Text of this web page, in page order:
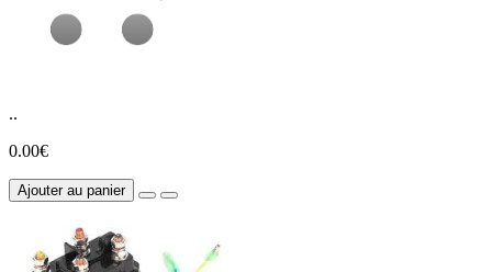
..
0.00€
Ajouter au panier